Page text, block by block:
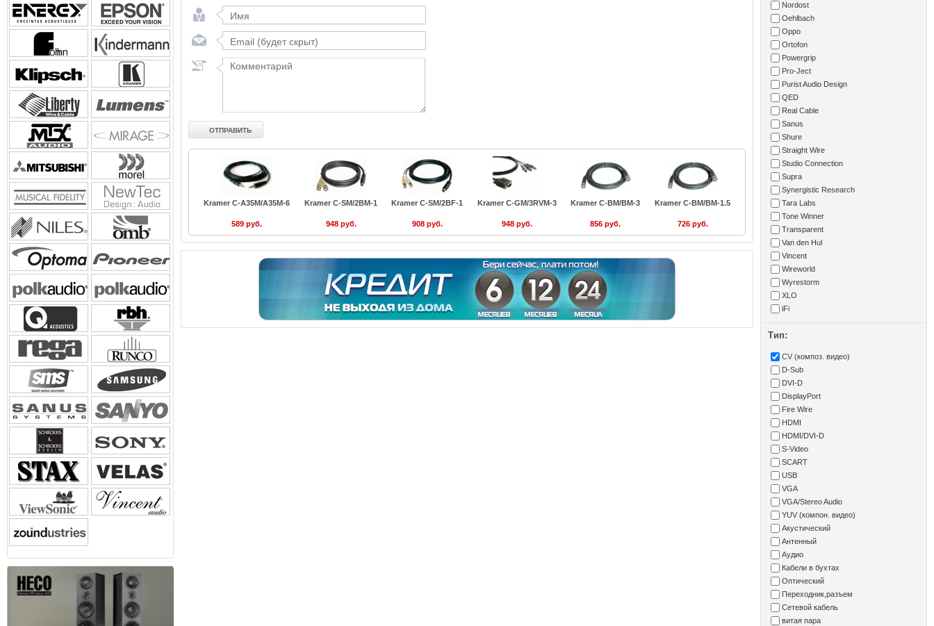
Kramer C-A35M/A35M-6
589 руб.
Kramer C-SM/2BM-1
948 руб.
Kramer C-SM/2BF-1
908 руб.
Kramer C-GM/3RVM-3
948 руб.
Kramer C-BM/BM-3
856 руб.
Kramer C-BM/BM-1.5
726 руб.
Nordost
Oehlbach
Oppo
Ortofon
Powergrip
Pro-Ject
Purist Audio Design
QED
Real Cable
Sanus
Shure
Straight Wire
Studio Connection
Supra
Synergistic Research
Tara Labs
Tone Winner
Transparent
Van den Hul
Vincent
Wireworld
Wyrestorm
XLO
iFi
Тип:
CV (композ. видео)
D-Sub
DVI-D
DisplayPort
Fire Wire
HDMI
HDMI/DVI-D
S-Video
SCART
USB
VGA
VGA/Stereo Audio
YUV (компон. видео)
Акустический
Антенный
Аудио
Кабели в бухтах
Оптический
Переходник,разъем
Сетевой кабель
витая пара